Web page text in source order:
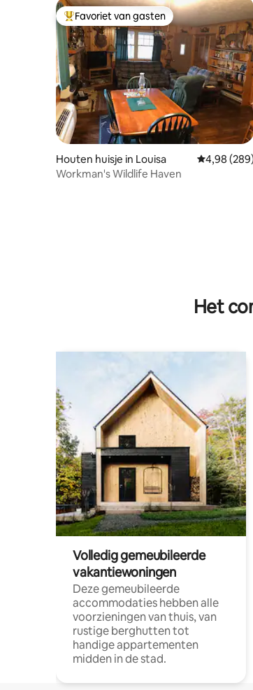
Topfavoriet van gasten
Favoriet van gasten
Houten huisje in Louisa
4,98
Workman's Wildlife Haven
Het
Volledig gemeubileerde
vakantiewoningen
Deze gemeubileerde
accommodaties hebben alle
voorzieningen van thuis, van
rustige berghutten tot
handige appartementen
midden in de stad.